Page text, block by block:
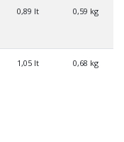
0,89 lt 0,59 kg
1,05 lt 0,68 kg